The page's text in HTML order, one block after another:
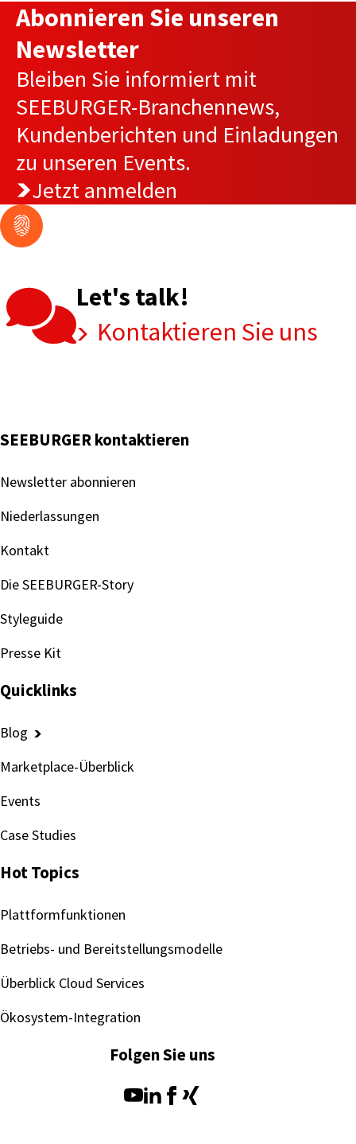
Abonnieren Sie unseren
Newsletter
Bleiben Sie informiert mit
SEEBURGER-Branchennews,
Kundenberichten und Einladungen
zu unseren Events.
Jetzt anmelden
Let's talk!
Kontaktieren Sie uns
SEEBURGER kontaktieren
Newsletter abonnieren
Niederlassungen
Kontakt
Die SEEBURGER-Story
Styleguide
Presse Kit
Quicklinks
Blog
Marketplace-Überblick
Events
Case Studies
Hot Topics
Plattformfunktionen
Betriebs- und Bereitstellungsmodelle
Überblick Cloud Services
Ökosystem-Integration
Folgen Sie uns